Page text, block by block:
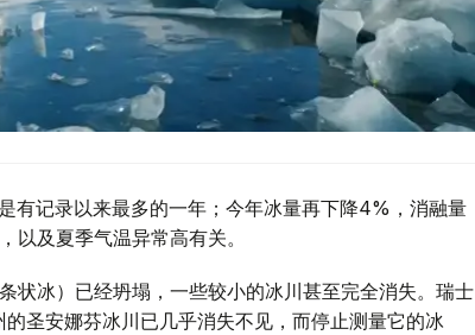
有记录以来最多的一年；今年冰量再下降4%，消融量
以及夏季气温异常高有关。
状冰）已经坍塌，一些较小的冰川甚至完全消失。瑞士
圣安娜芬冰川已几乎消失不见，而停止测量它的冰